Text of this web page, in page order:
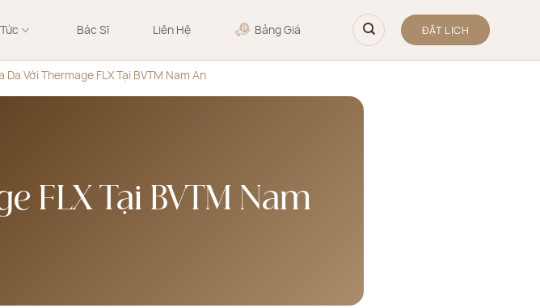
Bác Sĩ Liên Hệ Bảng Giá ĐẶT LỊCH
Da Với Thermage FLX Tại BVTM Nam An
FLX Tại BVTM Nam